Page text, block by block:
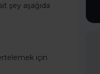
şey aşağıda
için